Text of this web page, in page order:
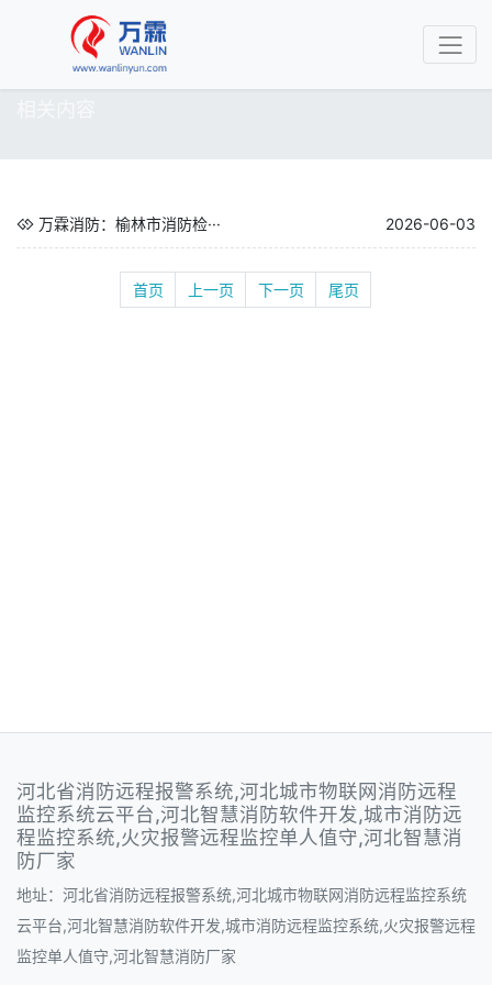
万霖消防：榆林市消防检··· 2026-06-03
首页 上一页 下一页 尾页
河北省消防远程报警系统,河北城市物联网消防远程
监控系统云平台,河北智慧消防软件开发,城市消防远
程监控系统,火灾报警远程监控单人值守,河北智慧消
防厂家
地址：河北省消防远程报警系统,河北城市物联网消防远程监控系统
云平台,河北智慧消防软件开发,城市消防远程监控系统,火灾报警远程
监控单人值守,河北智慧消防厂家